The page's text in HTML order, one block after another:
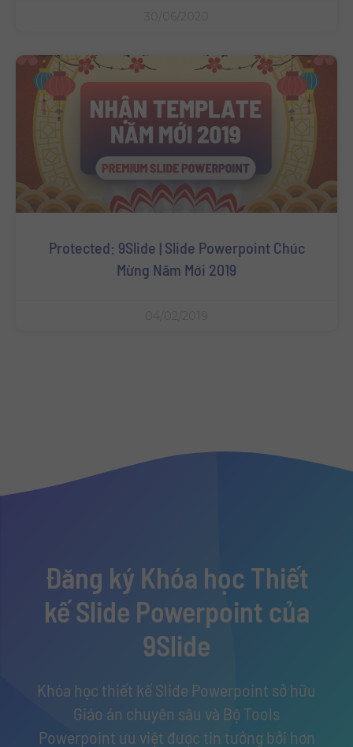
Protected: 9Slide | Slide Powerpoint Chúc
Mừng Năm Mới 2019
Đăng ký Khóa học Thiết
kế Slide Powerpoint của
9Slide
Khóa học thiết kế Slide Powerpoint sở hữu
Giáo án chuyên sâu và Bộ Tools
Powerpoint ưu việt được tin tưởng bởi hơn